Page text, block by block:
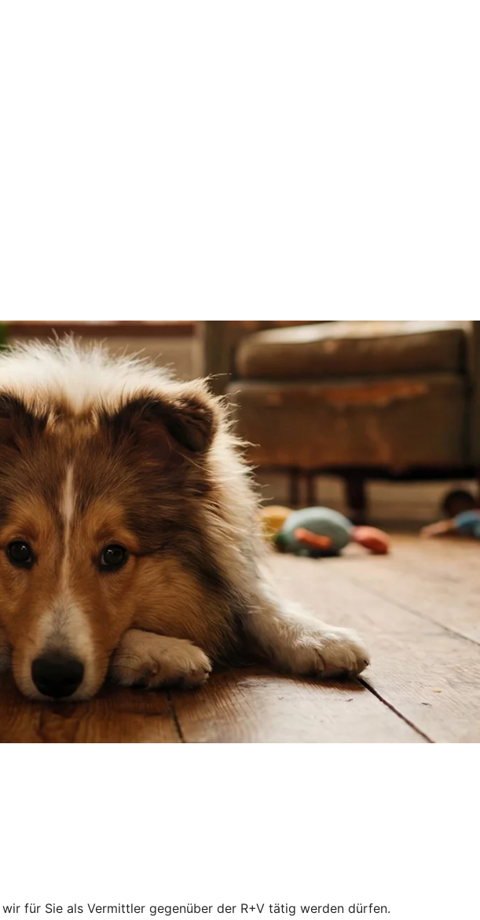
für Sie als Vermittler gegenüber der R+V tätig werden dürfen.